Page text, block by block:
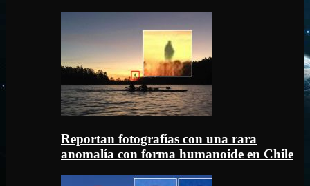
Reportan fotografías con una rara
anomalía con forma humanoide en Chile